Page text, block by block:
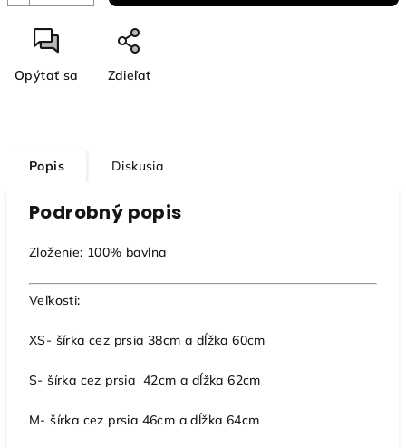
Opýtať sa Zdieľať
Popis Diskusia
Podrobný popis
Zloženie: 100% bavlna
Veľkosti:
XS- šírka cez prsia 38cm a dĺžka 60cm
S- šírka cez prsia 42cm a dĺžka 62cm
M- šírka cez prsia 46cm a dĺžka 64cm